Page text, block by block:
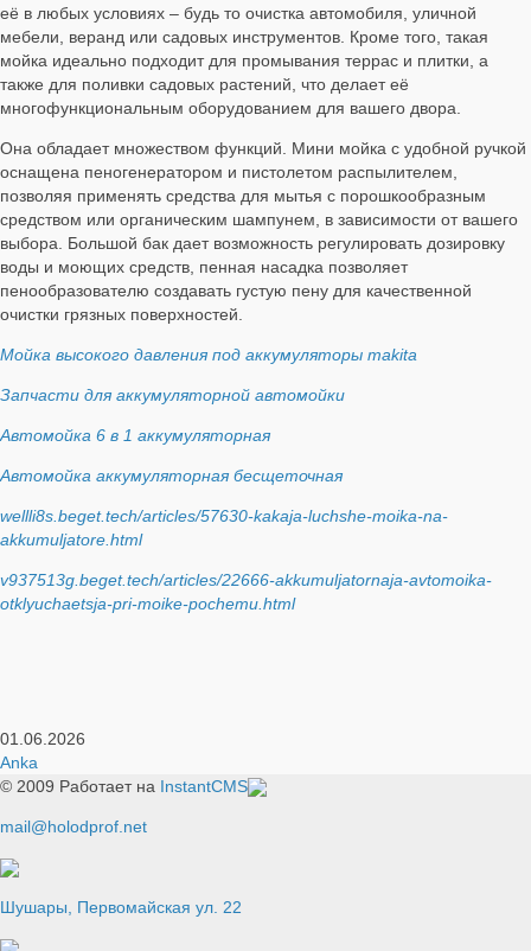
её в любых условиях – будь то очистка автомобиля, уличной
мебели, веранд или садовых инструментов. Кроме того, такая
мойка идеально подходит для промывания террас и плитки, а
также для поливки садовых растений, что делает её
многофункциональным оборудованием для вашего двора.
Она обладает множеством функций. Мини мойка с удобной ручкой
оснащена пеногенератором и пистолетом распылителем,
позволяя применять средства для мытья с порошкообразным
средством или органическим шампунем, в зависимости от вашего
выбора. Большой бак дает возможность регулировать дозировку
воды и моющих средств, пенная насадка позволяет
пенообразователю создавать густую пену для качественной
очистки грязных поверхностей.
Мойка высокого давления под аккумуляторы makita
Запчасти для аккумуляторной автомойки
Автомойка 6 в 1 аккумуляторная
Автомойка аккумуляторная бесщеточная
wellli8s.beget.tech/articles/57630-kakaja-luchshe-moika-na-
akkumuljatore.html
v937513g.beget.tech/articles/22666-akkumuljatornaja-avtomoika-
otklyuchaetsja-pri-moike-pochemu.html
01.06.2026
Anka
© 2009 Работает на InstantCMS
mail@holodprof.net
Шушары, Первомайская ул. 22